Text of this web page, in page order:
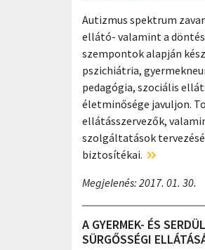
Autizmus spektrum
ellátó- valamint a
szempontok alapján
pszichiátria,
pedagógia, szociális
életminősége javuljon.
ellátásszervezők,
szolgáltatások
biztosítékai.
Megjelenés: 2017. 01. 30.
A GYERMEK- ÉS
SÜRGŐSSÉGI